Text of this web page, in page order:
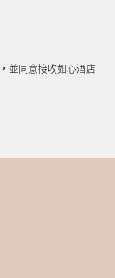
，並同意接收如心酒店